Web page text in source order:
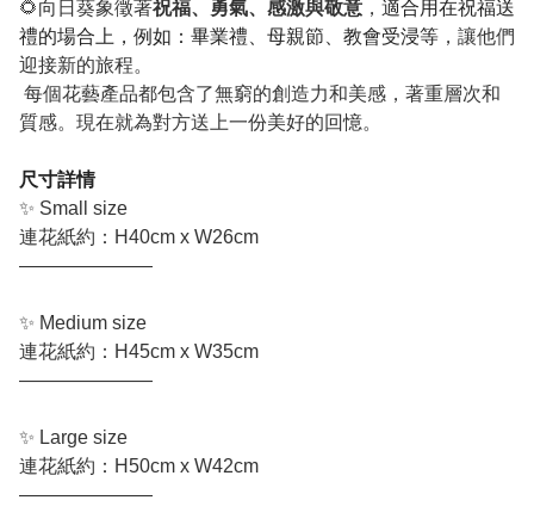
🌻向日葵象徵著祝福、勇氣、感激與敬意 ， 適合用在祝福送
禮的場合上，例如：畢業禮、母親節、教會受浸等 ，讓他們
迎接新的旅程。
每個花藝產品都包含了無窮的創造力和美感，著重層次和
質感。現在就為對方送上一份美好的回憶。
尺寸詳情
✨ Small size
連花紙約：H40cm x W26cm
———————
✨ Medium size
連花紙約：H45cm x W35cm
———————
✨ Large size
連花紙約：H50cm x W42cm
———————